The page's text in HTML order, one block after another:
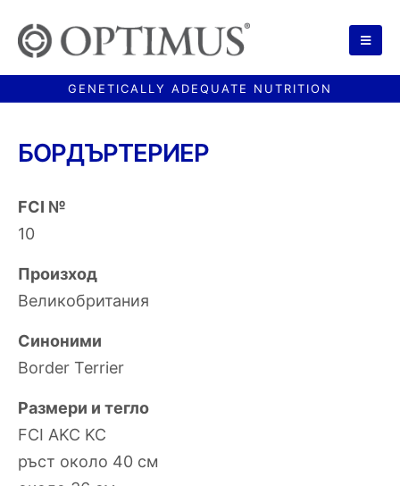
БОРДЪРТЕРИЕР
FCI №
10
Произход
Великобритания
Синоними
Border Terrier
Размери и тегло
FCI AKC KC
ръст около 40 см